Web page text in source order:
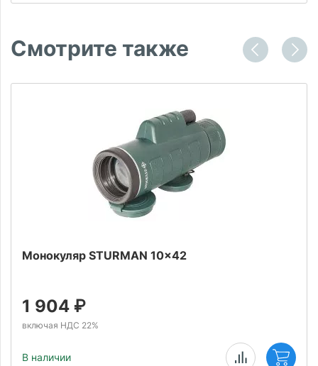
Смотрите также
Монокуляр STURMAN 10x42
1 904 ₽
включая НДС 22%
В наличии